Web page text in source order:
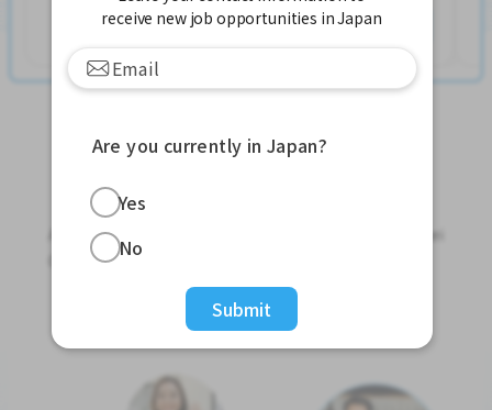
Ver mais
Jobs For Foreigners In Japan
Apply for Part-Time Jobs, Full-Time Jobs and Tokutei
Ginou Jobs!
Get Started
receive new job opportunities in Japan
Are you currently in Japan?
Yes
No
Submit